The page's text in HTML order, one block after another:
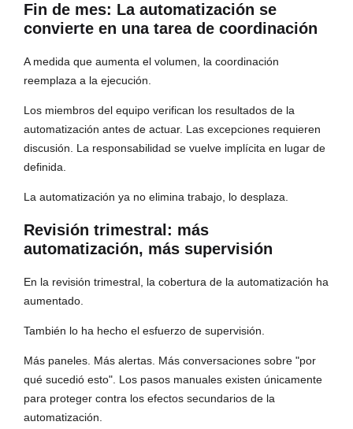
Fin de mes: La automatización se
convierte en una tarea de coordinación
A medida que aumenta el volumen, la coordinación
reemplaza a la ejecución.
Los miembros del equipo verifican los resultados de la
automatización antes de actuar. Las excepciones requieren
discusión. La responsabilidad se vuelve implícita en lugar de
definida.
La automatización ya no elimina trabajo, lo desplaza.
Revisión trimestral: más
automatización, más supervisión
En la revisión trimestral, la cobertura de la automatización ha
aumentado.
También lo ha hecho el esfuerzo de supervisión.
Más paneles. Más alertas. Más conversaciones sobre "por
qué sucedió esto". Los pasos manuales existen únicamente
para proteger contra los efectos secundarios de la
automatización.